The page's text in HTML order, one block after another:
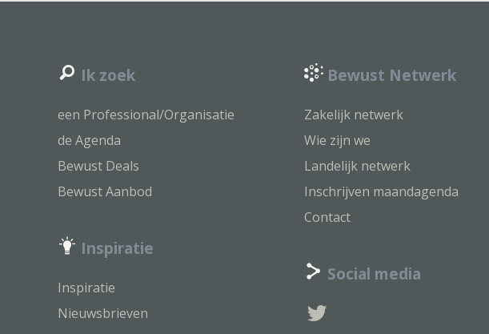
Ik zoek
een Professional/Organisatie
de Agenda
Bewust Deals
Bewust Aanbod
Inspiratie
Inspiratie
Nieuwsbrieven
Bewust Netwerk
Zakelijk netwerk
Wie zijn we
Landelijk netwerk
Inschrijven maandagenda
Contact
Social media